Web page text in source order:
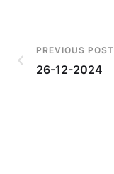
PREVIOUS POST
26-12-2024